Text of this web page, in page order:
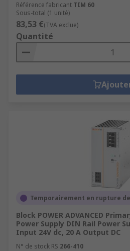
Référence fabricant TIM 60
Sous-total (1 unité)
83,53 €(TVA exclue)
Quantité
Temporairement en rupture
Block POWER ADVANCED
Power Supply DIN Rail Power
Input 24V dc, 20 A Output DC
N° de stock RS 266-410